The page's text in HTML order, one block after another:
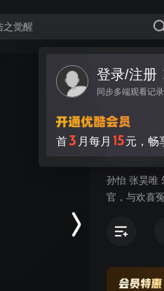
登录/注册
同步多端观看记
首3 月每月 15元，畅
视频
你好检
孙怡 张昊唯
官，与欢喜